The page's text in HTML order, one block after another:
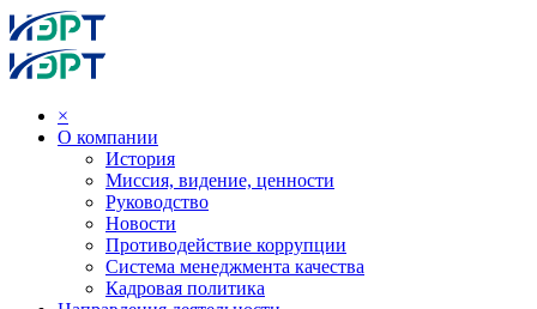
×
О компании
История
Миссия, видение, ценности
Руководство
Новости
Противодействие коррупции
Система менеджмента качества
Кадровая политика